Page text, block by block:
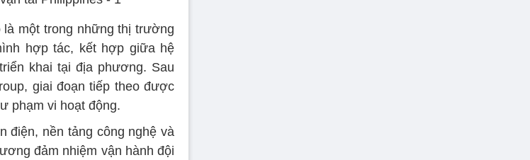
một trong những thị trường
hợp tác, kết hợp giữa hệ
khai tại địa phương. Sau
giai đoạn tiếp theo được
phạm vi hoạt động.
điện, nền tảng công nghệ và
đảm nhiệm vận hành đội